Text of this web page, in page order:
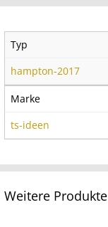
Typ
hampton-2017
Marke
ts-ideen
Weitere Produkte